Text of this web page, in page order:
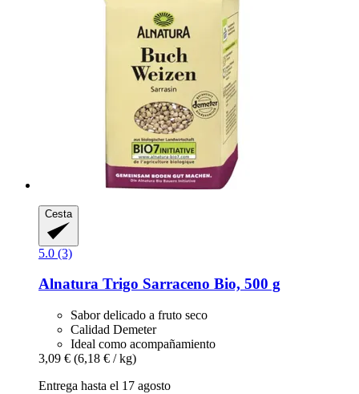
Cesta
5.0 (3)
Alnatura Trigo Sarraceno Bio, 500 g
Sabor delicado a fruto seco
Calidad Demeter
Ideal como acompañamiento
3,09 € (6,18 € / kg)
Entrega hasta el 17 agosto